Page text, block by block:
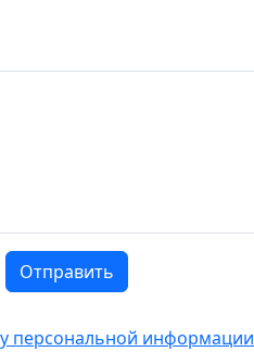
Отправить
персональной информации